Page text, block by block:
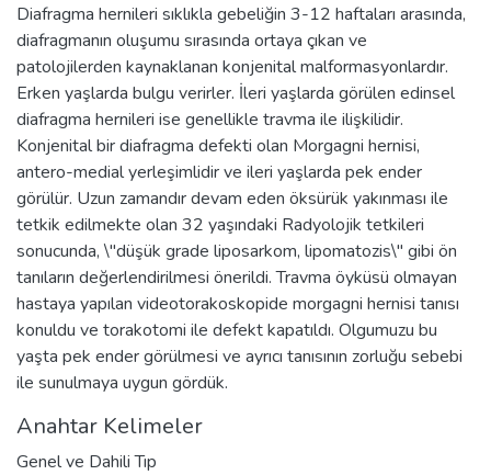
Diafragma hernileri sıklıkla gebeliğin 3-12 haftaları arasında,
diafragmanın oluşumu sırasında ortaya çıkan ve
patolojilerden kaynaklanan konjenital malformasyonlardır.
Erken yaşlarda bulgu verirler. İleri yaşlarda görülen edinsel
diafragma hernileri ise genellikle travma ile ilişkilidir.
Konjenital bir diafragma defekti olan Morgagni hernisi,
antero-medial yerleşimlidir ve ileri yaşlarda pek ender
görülür. Uzun zamandır devam eden öksürük yakınması ile
tetkik edilmekte olan 32 yaşındaki Radyolojik tetkileri
sonucunda, \"düşük grade liposarkom, lipomatozis\" gibi ön
tanıların değerlendirilmesi önerildi. Travma öyküsü olmayan
hastaya yapılan videotorakoskopide morgagni hernisi tanısı
konuldu ve torakotomi ile defekt kapatıldı. Olgumuzu bu
yaşta pek ender görülmesi ve ayrıcı tanısının zorluğu sebebi
ile sunulmaya uygun gördük.
Anahtar Kelimeler
Genel ve Dahili Tıp